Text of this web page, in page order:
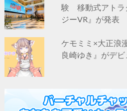
験 移動式アトラ
ジーVR』が発表
ケモミミ×大正浪
良崎ゆき』がデビ